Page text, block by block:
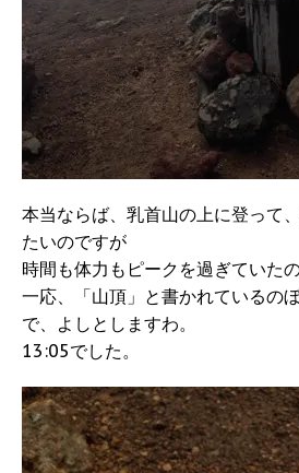
本当ならば、乳首山の上に登って
たいのですが
時間も体力もピークを過ぎていた
一応、「山頂」と書かれているの
で、よしとしますわ。
13:05でした。